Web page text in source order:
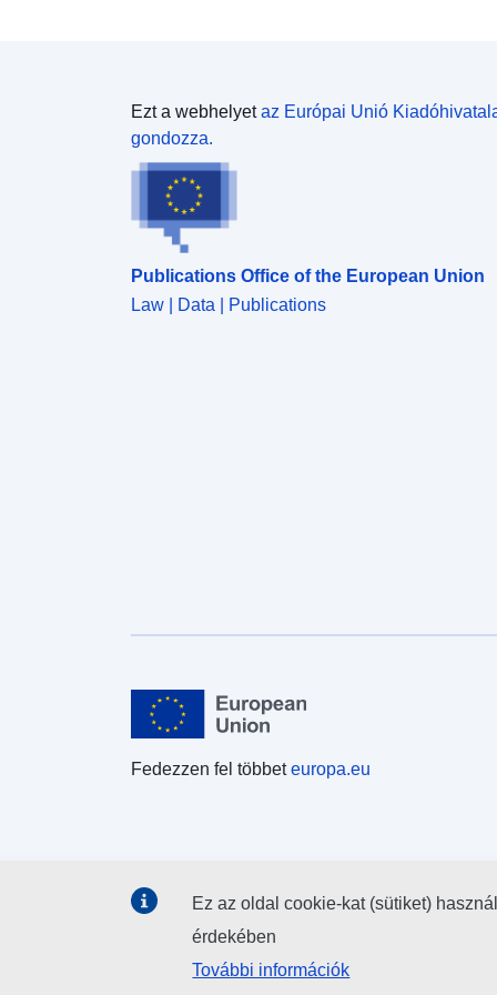
Ezt a webhelyetaz Európai Unió
gondozza.
Publications Office of the European Union
Law | Data | Publications
Fedezzen fel többeteuropa.eu
Ez az oldal cookie-kat (sütiket)
érdekében
További információk